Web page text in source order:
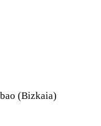
(Bizkaia)